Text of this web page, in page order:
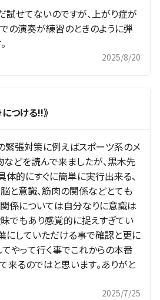
試せてないのですが、上がり症が
の演奏が練習のときのように弾
2025/8/20
つける!!》
緊張対策に例えばスポーツ系のメ
どを読んで来ましたが、黒木先
的にすぐに簡単に実行出来る、
と意識、筋肉の関係などとても
係については自分なりに意識は
でもあり感覚的に捉えすぎてい
にしていただける事で確認と更に
やって行く事でこれからの本番
るのではと思います。ありがと
2025/7/25